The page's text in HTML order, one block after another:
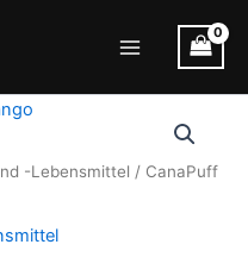
-Lebensmittel / CanaPuff